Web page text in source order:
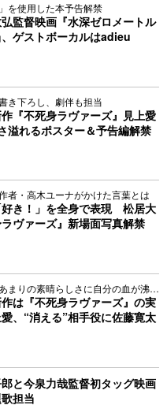
を使用した本予告解禁
監督映画『水深ゼロメートル
ゲストボーカルはadieu
き下ろし、劇伴も担当
『不死身ラヴァーズ』見上愛
溢れるポスター＆予告編解禁
者・⾼⽊ユーナがかけた言葉とは
好き！」を全身で表現 松居大
ヴァーズ』新場面写真解禁
まりの素晴らしさに自分の血が沸
は『不死身ラヴァーズ』の実
、“消える”相手役に佐藤寛太
と今泉力哉監督初タッグ映画
担当